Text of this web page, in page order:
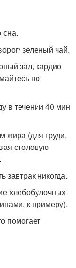
сна.
зеленый чай.
зал, кардио
по
в течении 40 мин
жира (для груди,
столовую
завтрак никогда.
хлебобулочных
к примеру).
помогает